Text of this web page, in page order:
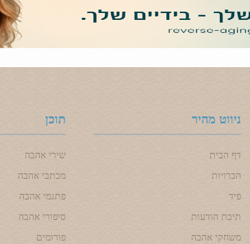
ניווט מהיר
דף הבית
הכרויות
פיד
תיבת הודעות
משחקי אהבה
תוכן
שירי אהבה
מכתבי אהבה
פתגמי אהבה
סיפורי אהבה
פורומים